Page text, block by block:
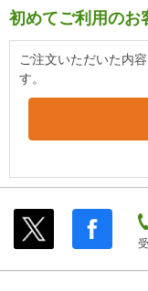
初めてご利用のお
ご注文いただいた内
す。